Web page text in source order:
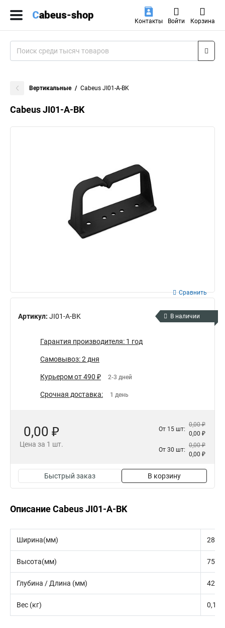
Контакты Войти Корзина
Вертикальные Cabeus JI01-A-BK
Cabeus JI01-A-BK
Артикул: JI01-A-BK
Сравнить
В наличии
Гарантия производителя: 1 год
Самовывоз: 2 дня
Курьером от 490 ₽ 2-3 дней
Срочная доставка: 1 день
0,00 ₽
Цена за 1 шт.
От 15 шт:
0,00 ₽
0,00 ₽
От 30 шт:
0,00 ₽
0,00 ₽
Быстрый заказ В корзину
Описание Cabeus JI01-A-BK
Ширина(мм) 28
Высота(мм) 75
Глубина / Длина (мм) 42
Вес (кг) 0,14